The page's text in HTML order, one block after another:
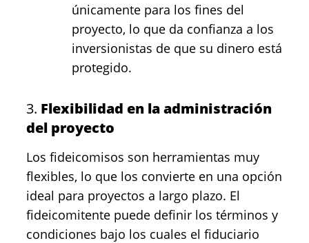
únicamente para los fines del
proyecto, lo que da confianza a los
inversionistas de que su dinero está
protegido.
3. Flexibilidad en la administración
del proyecto
Los fideicomisos son herramientas muy
flexibles, lo que los convierte en una opción
ideal para proyectos a largo plazo. El
fideicomitente puede definir los términos y
condiciones bajo los cuales el fiduciario